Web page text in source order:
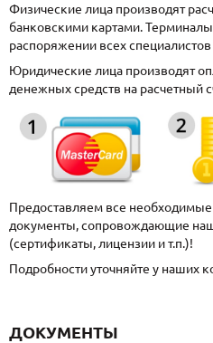
Физические лица производят
банковскими картами.
распоряжении всех
Юридические лица производят
денежных средств на расчетный
Предоставляем все
документы, сопровождающие
(сертификаты, лицензии и т.п.)!
Подробности уточняйте у наших
ДОКУМЕНТЫ